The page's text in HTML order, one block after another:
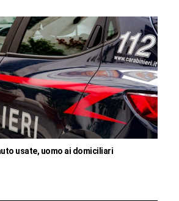
usate, uomo ai domiciliari